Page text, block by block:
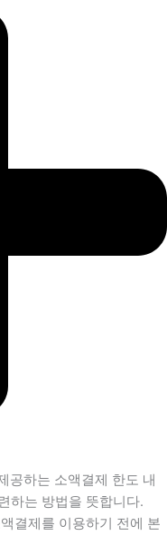
공하는 소액결제 한도 내
하는 방법을 뜻합니다.
결제를 이용하기 전에 본